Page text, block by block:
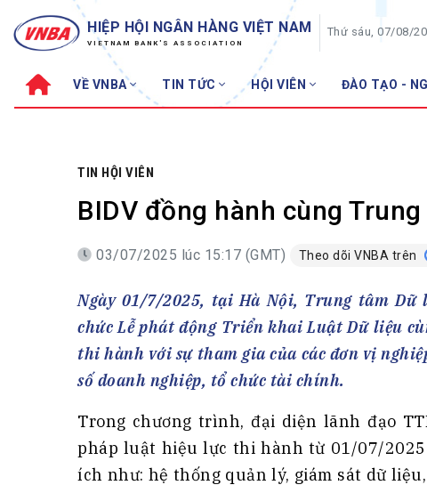
HIỆP HỘI NGÂN HÀNG VIỆT NAM
VIETNAM BANK'S ASSOCIATION
Thứ sáu, 07/08/
VỀ VNBA TIN TỨC HỘI VIÊN ĐÀO TẠO -
Sơ đồ tổ chức
Hội đồng Hiệp hội
Cơ quan Thường trực
Lịch sử phát triển
Thành tích – Giải thưởng
30 năm VNBA
Bản tin Tuần
Tin Hội viên
Tin ngành ngân
Topic nổi bật
Đấu giá tài
Thanh toán
TIN HỘI VIÊN
BIDV đồng hành cùng
03/07/2025 lúc 15:17 (GMT) Theo dõi VNBA trên
Ngày 01/7/2025, tại Hà Nội, Trung tâm Dữ
chức Lễ phát động Triển khai Luật Dữ liệu
thi hành với sự tham gia của các đơn vị
số doanh nghiệp, tổ chức tài chính.
Trong chương trình, đại diện lãnh đạo
pháp luật hiệu lực thi hành từ 01/07/
ích như: hệ thống quản lý, giám sát dữ